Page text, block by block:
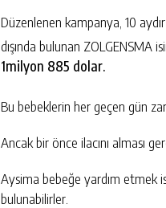
Düzenlenen kampanya, 10
dışında bulunan ZOLGENSMA
1milyon 885 dolar.
Bu bebeklerin her geçen gün
Ancak bir önce ilacını alması
Aysima bebeğe yardım etmek
bulunabilirler.